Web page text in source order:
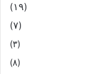
(۱۹)
(۷)
(۳)
(۸)